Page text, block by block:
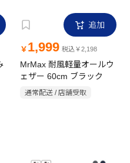
追加
￥ 1,999 税込￥2,198
MrMax 耐風軽量オールウ
ェザー 60cm ブラック
通常配送 / 店舗受取